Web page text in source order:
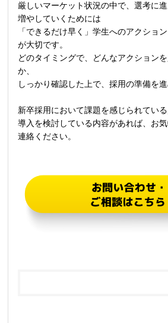
厳しいマーケット状況の中で、選考に
増やしていくためには
「できるだけ早く」学生へのアクショ
が大切です。
どのタイミングで、どんなアクション
か、
しっかり確認した上で、採用の準備を
新卒採用において課題を感じられている
導入を検討している内容があれば、お
連絡ください。